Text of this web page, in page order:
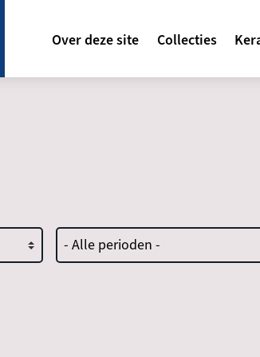
Over deze site Collecties